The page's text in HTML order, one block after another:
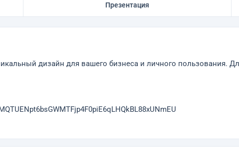
Презентация
дизайн для вашего бизнеса и личного пользования.